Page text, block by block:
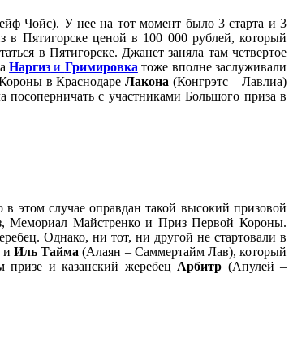
Чойс). У нее на тот момент было 3 старта и 3
Пятигорске ценой в 100 000 рублей, который
в Пятигорске. Джанет заняла там четвертое
Наргиз и Гримировка тоже вполне заслуживали
в Краснодаре Лакона (Конгрэтс – Лавлиа)
с участниками Большого приза в
этом случае оправдан такой высокий призовой
Мемориал Майстренко и Приз Первой Короны.
Однако, ни тот, ни другой не стартовали в
и Иль Тайма (Алаян – Саммертайм Лав), который
и казанский жеребец Арбитр (Апулей –